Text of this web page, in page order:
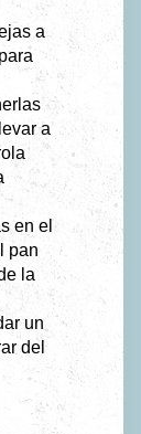
a
a
en el
pan
la
un
del